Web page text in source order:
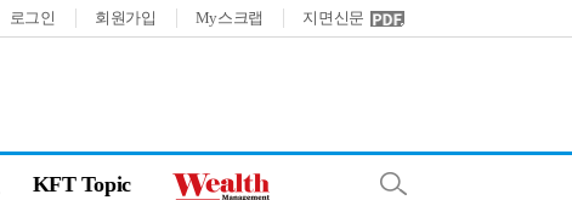
로그인 회원가입 My스크랩 지면신문
KFT Topic